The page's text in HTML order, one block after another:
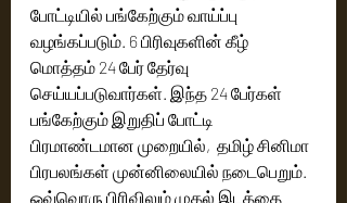
போட்டியில் பங்கேற்கும் வாய்ப்பு
வழங்கப்படும். 6 பிரிவுகளின் கீழ்
மொத்தம் 24 பேர் தேர்வு
செய்யப்படுவார்கள். இந்த 24 பேர்கள்
பங்கேற்கும் இறுதிப் போட்டி
பிரமாண்டமான முறையில்,  தமிழ் சினிமா
பிரபலங்கள் முன்னிலையில் நடைபெறும்.
ஒவ்வொரு பிரிவிலும் முதல் இடத்தை